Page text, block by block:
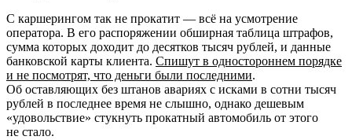
С каршерингом так не прокатит — всё на усмотрение
оператора. В его распоряжении обширная таблица штрафов,
сумма которых доходит до десятков тысяч рублей, и данные
банковской карты клиента. Спишут в одностороннем порядке
и не посмотрят, что деньги были последними.
Об оставляющих без штанов авариях с исками в сотни тысяч
рублей в последнее время не слышно, однако дешевым
«удовольствие» стукнуть прокатный автомобиль от этого
не стало.